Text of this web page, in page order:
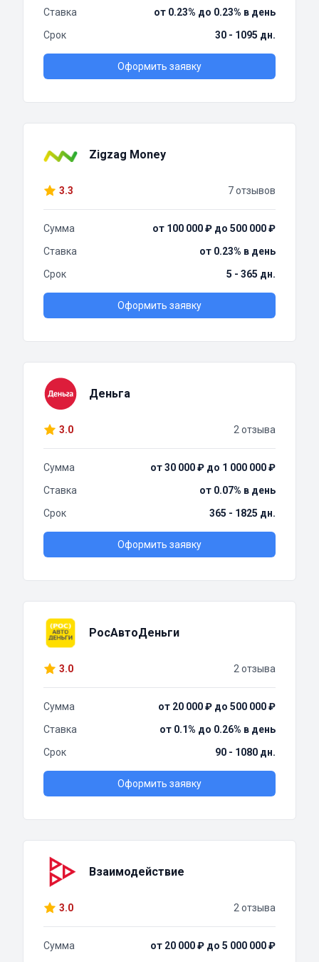
Ставка
от 0.23% до 0.23% в день
Срок
30 - 1095 дн.
Оформить заявку
Zigzag Money
3.3 7 отзывов
Сумма
от 100 000 ₽ до 500 000 ₽
Ставка
от 0.23% в день
Срок
5 - 365 дн.
Оформить заявку
Деньга
3.0 2 отзыва
Сумма
от 30 000 ₽ до 1 000 000 ₽
Ставка
от 0.07% в день
Срок
365 - 1825 дн.
Оформить заявку
РосАвтоДеньги
3.0 2 отзыва
Сумма
от 20 000 ₽ до 500 000 ₽
Ставка
от 0.1% до 0.26% в день
Срок
90 - 1080 дн.
Оформить заявку
Взаимодействие
3.0 2 отзыва
Сумма
от 20 000 ₽ до 5 000 000 ₽